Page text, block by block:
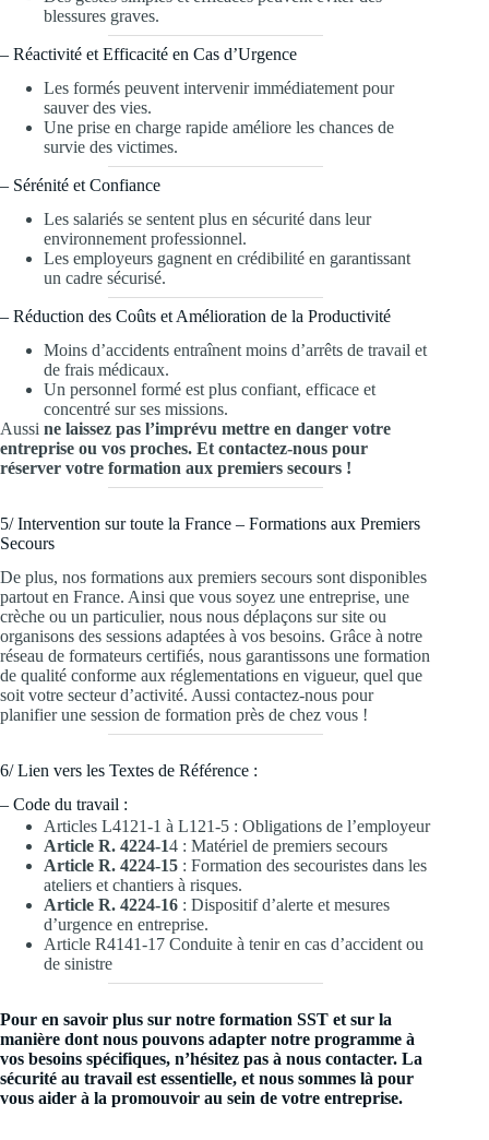
blessures graves.
– Réactivité et Efficacité en Cas d’Urgence
Les formés peuvent intervenir immédiatement pour
sauver des vies.
Une prise en charge rapide améliore les chances de
survie des victimes.
– Sérénité et Confiance
Les salariés se sentent plus en sécurité dans leur
environnement professionnel.
Les employeurs gagnent en crédibilité en garantissant
un cadre sécurisé.
– Réduction des Coûts et Amélioration de la Productivité
Moins d’accidents entraînent moins d’arrêts de travail et
de frais médicaux.
Un personnel formé est plus confiant, efficace et
concentré sur ses missions.
Aussi ne laissez pas l’imprévu mettre en danger votre
entreprise ou vos proches. Et contactez-nous pour
réserver votre formation aux premiers secours !
5/ Intervention sur toute la France – Formations aux Premiers
Secours
De plus, nos formations aux premiers secours sont disponibles
partout en France. Ainsi que vous soyez une entreprise, une
crèche ou un particulier, nous nous déplaçons sur site ou
organisons des sessions adaptées à vos besoins. Grâce à notre
réseau de formateurs certifiés, nous garantissons une formation
de qualité conforme aux réglementations en vigueur, quel que
soit votre secteur d’activité. Aussi contactez-nous pour
planifier une session de formation près de chez vous !
6/ Lien vers les Textes de Référence :
– Code du travail :
Articles L4121-1 à L121-5 : Obligations de l’employeur
Article R. 4224-14 : Matériel de premiers secours
Article R. 4224-15 : Formation des secouristes dans les
ateliers et chantiers à risques.
Article R. 4224-16 : Dispositif d’alerte et mesures
d’urgence en entreprise.
Article R4141-17 Conduite à tenir en cas d’accident ou
de sinistre
Pour en savoir plus sur notre formation SST et sur la
manière dont nous pouvons adapter notre programme à
vos besoins spécifiques, n’hésitez pas à nous contacter. La
sécurité au travail est essentielle, et nous sommes là pour
vous aider à la promouvoir au sein de votre entreprise.